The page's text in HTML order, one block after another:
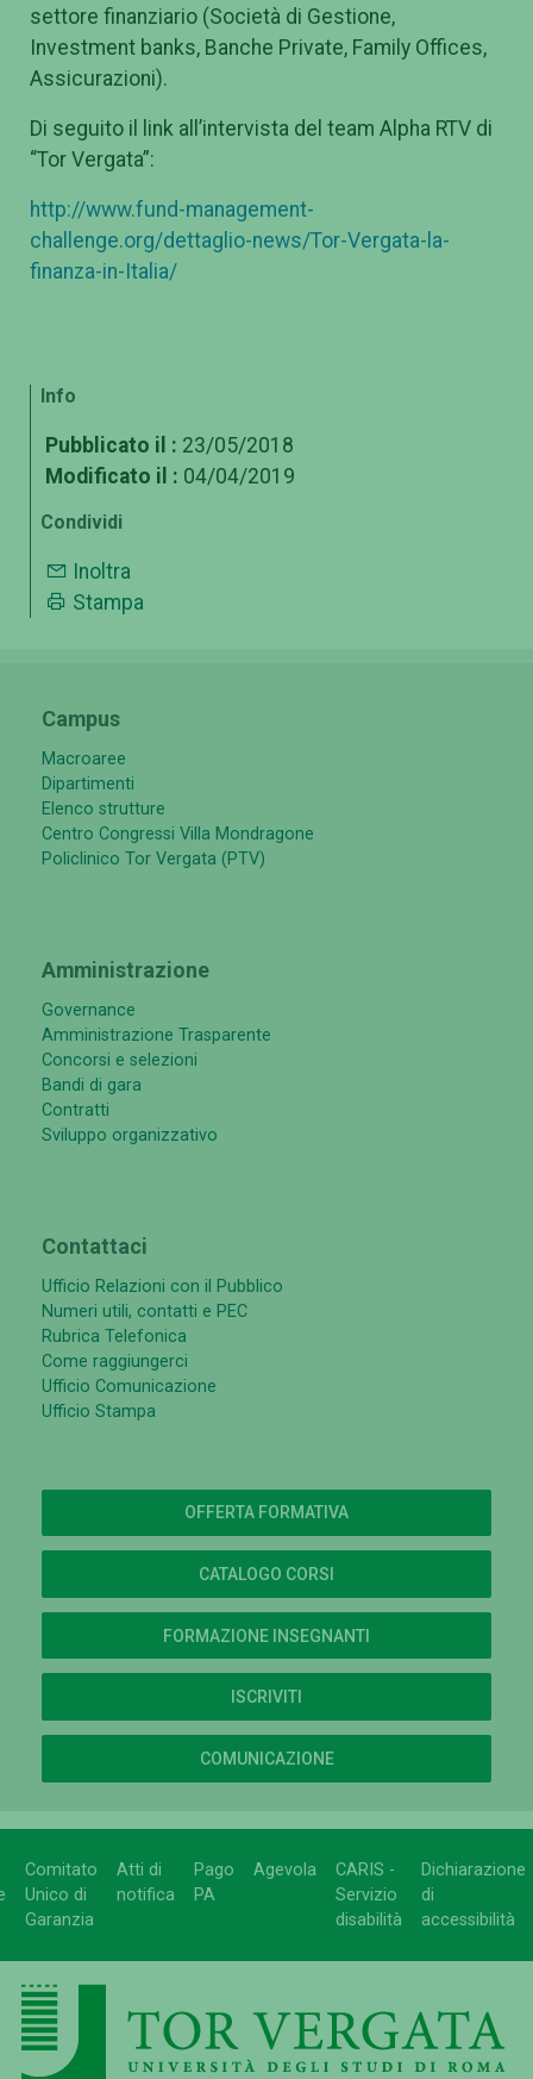
settore finanziario (Società di Gestione,
Investment banks, Banche Private, Family Offices,
Assicurazioni).
Di seguito il link all’intervista del team Alpha RTV di
“Tor Vergata”:
http://www.fund-management-
challenge.org/dettaglio-news/Tor-Vergata-la-
finanza-in-Italia/
Info
Pubblicato il : 23/05/2018
Modificato il : 04/04/2019
Condividi
Inoltra
Stampa
Campus
Macroaree
Dipartimenti
Elenco strutture
Centro Congressi Villa Mondragone
Policlinico Tor Vergata (PTV)
Amministrazione
Governance
Amministrazione Trasparente
Concorsi e selezioni
Bandi di gara
Contratti
Sviluppo organizzativo
Contattaci
Ufficio Relazioni con il Pubblico
Numeri utili, contatti e PEC
Rubrica Telefonica
Come raggiungerci
Ufficio Comunicazione
Ufficio Stampa
OFFERTA FORMATIVA
CATALOGO CORSI
FORMAZIONE INSEGNANTI
ISCRIVITI
COMUNICAZIONE
Comitato
Unico di
Garanzia
Atti di
notifica
Pago
PA
Agevola
CARIS -
Servizio
disabilità
Dichiarazione
di
accessibilità